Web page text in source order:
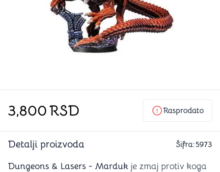
3,800RSD Rasprodato
Detalji proizvoda Šifra: 5973
Dungeons & Lasers - Marduk je zmaj protiv koga